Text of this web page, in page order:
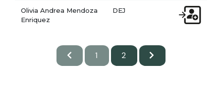
Olivia Andrea Mendoza
Enriquez
DEJ
1 2